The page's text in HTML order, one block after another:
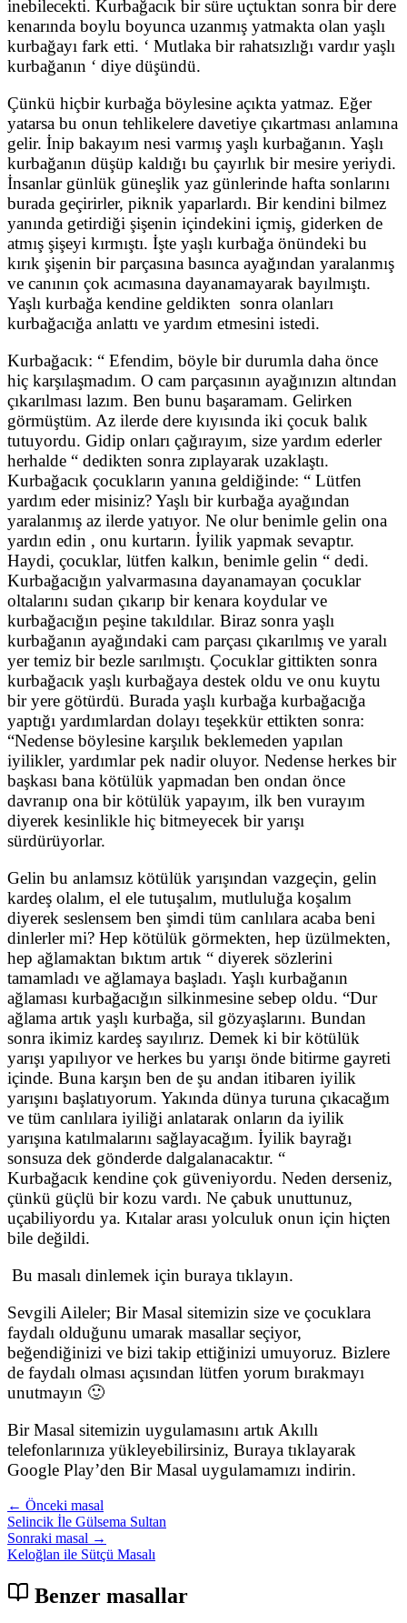
inebilecekti. Kurbağacık bir süre uçtuktan sonra bir dere
kenarında boylu boyunca uzanmış yatmakta olan yaşlı
kurbağayı fark etti. ‘ Mutlaka bir rahatsızlığı vardır yaşlı
kurbağanın ‘ diye düşündü.
Çünkü hiçbir kurbağa böylesine açıkta yatmaz. Eğer
yatarsa bu onun tehlikelere davetiye çıkartması anlamına
gelir. İnip bakayım nesi varmış yaşlı kurbağanın. Yaşlı
kurbağanın düşüp kaldığı bu çayırlık bir mesire yeriydi.
İnsanlar günlük güneşlik yaz günlerinde hafta sonlarını
burada geçirirler, piknik yaparlardı. Bir kendini bilmez
yanında getirdiği şişenin içindekini içmiş, giderken de
atmış şişeyi kırmıştı. İşte yaşlı kurbağa önündeki bu
kırık şişenin bir parçasına basınca ayağından yaralanmış
ve canının çok acımasına dayanamayarak bayılmıştı.
Yaşlı kurbağa kendine geldikten sonra olanları
kurbağacığa anlattı ve yardım etmesini istedi.
Kurbağacık: “ Efendim, böyle bir durumla daha önce
hiç karşılaşmadım. O cam parçasının ayağınızın altından
çıkarılması lazım. Ben bunu başaramam. Gelirken
görmüştüm. Az ilerde dere kıyısında iki çocuk balık
tutuyordu. Gidip onları çağırayım, size yardım ederler
herhalde “ dedikten sonra zıplayarak uzaklaştı.
Kurbağacık çocukların yanına geldiğinde: “ Lütfen
yardım eder misiniz? Yaşlı bir kurbağa ayağından
yaralanmış az ilerde yatıyor. Ne olur benimle gelin ona
yardın edin , onu kurtarın. İyilik yapmak sevaptır.
Haydi, çocuklar, lütfen kalkın, benimle gelin “ dedi.
Kurbağacığın yalvarmasına dayanamayan çocuklar
oltalarını sudan çıkarıp bir kenara koydular ve
kurbağacığın peşine takıldılar. Biraz sonra yaşlı
kurbağanın ayağındaki cam parçası çıkarılmış ve yaralı
yer temiz bir bezle sarılmıştı. Çocuklar gittikten sonra
kurbağacık yaşlı kurbağaya destek oldu ve onu kuytu
bir yere götürdü. Burada yaşlı kurbağa kurbağacığa
yaptığı yardımlardan dolayı teşekkür ettikten sonra:
“Nedense böylesine karşılık beklemeden yapılan
iyilikler, yardımlar pek nadir oluyor. Nedense herkes bir
başkası bana kötülük yapmadan ben ondan önce
davranıp ona bir kötülük yapayım, ilk ben vurayım
diyerek kesinlikle hiç bitmeyecek bir yarışı
sürdürüyorlar.
Gelin bu anlamsız kötülük yarışından vazgeçin, gelin
kardeş olalım, el ele tutuşalım, mutluluğa koşalım
diyerek seslensem ben şimdi tüm canlılara acaba beni
dinlerler mi? Hep kötülük görmekten, hep üzülmekten,
hep ağlamaktan bıktım artık “ diyerek sözlerini
tamamladı ve ağlamaya başladı. Yaşlı kurbağanın
ağlaması kurbağacığın silkinmesine sebep oldu. “Dur
ağlama artık yaşlı kurbağa, sil gözyaşlarını. Bundan
sonra ikimiz kardeş sayılırız. Demek ki bir kötülük
yarışı yapılıyor ve herkes bu yarışı önde bitirme gayreti
içinde. Buna karşın ben de şu andan itibaren iyilik
yarışını başlatıyorum. Yakında dünya turuna çıkacağım
ve tüm canlılara iyiliği anlatarak onların da iyilik
yarışına katılmalarını sağlayacağım. İyilik bayrağı
sonsuza dek gönderde dalgalanacaktır. “
Kurbağacık kendine çok güveniyordu. Neden derseniz,
çünkü güçlü bir kozu vardı. Ne çabuk unuttunuz,
uçabiliyordu ya. Kıtalar arası yolculuk onun için hiçten
bile değildi.
Bu masalı dinlemek için buraya tıklayın.
Sevgili Aileler; Bir Masal sitemizin size ve çocuklara
faydalı olduğunu umarak masallar seçiyor,
beğendiğinizi ve bizi takip ettiğinizi umuyoruz. Bizlere
de faydalı olması açısından lütfen yorum bırakmayı
unutmayın 🙂
Bir Masal sitemizin uygulamasını artık Akıllı
telefonlarınıza yükleyebilirsiniz, Buraya tıklayarak
Google Play’den Bir Masal uygulamamızı indirin.
← Önceki masal
Selincik İle Gülsema Sultan
Sonraki masal →
Keloğlan ile Sütçü Masalı
Benzer masallar